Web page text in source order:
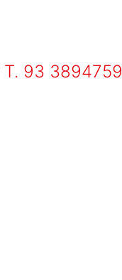
T. 93 3894759